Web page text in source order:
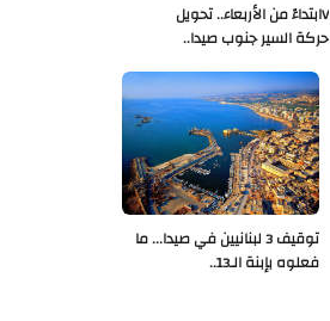
Vابتداءً من الأربعاء.. تحويل
حركة السير جنوب صيدا..
توقيف 3 لبنانيين في صيدا... ما
فعلوه بإبنة الـ13..